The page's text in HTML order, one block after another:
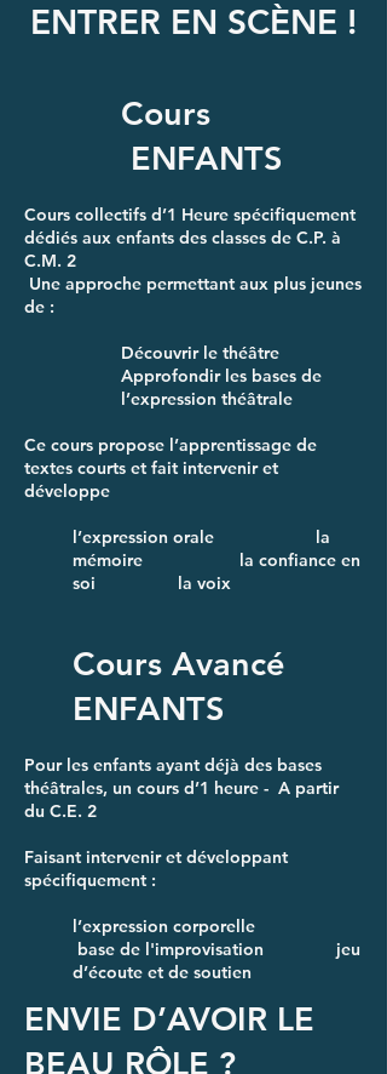
ENTRER EN SCÈNE !
Cours
ENFANTS
Cours collectifs d’1 Heure spécifiquement
dédiés aux enfants des classes de C.P. à
C.M. 2
Une approche permettant aux plus jeunes
de :
Découvrir le théâtre
Approfondir les bases de
l’expression théâtrale
Ce cours propose l’apprentissage de
textes courts et fait intervenir et
développe
l’expression orale la
mémoire la confiance en
soi la voix
Cours Avancé
ENFANTS
Pour les enfants ayant déjà des bases
théâtrales, un cours d’1 heure - A partir
du C.E. 2
Faisant intervenir et développant
spécifiquement :
l’expression corporelle
base de l'improvisation jeu
d’écoute et de soutien
ENVIE D’AVOIR LE
BEAU RÔLE ?